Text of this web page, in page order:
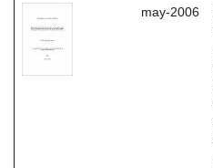
may-2006